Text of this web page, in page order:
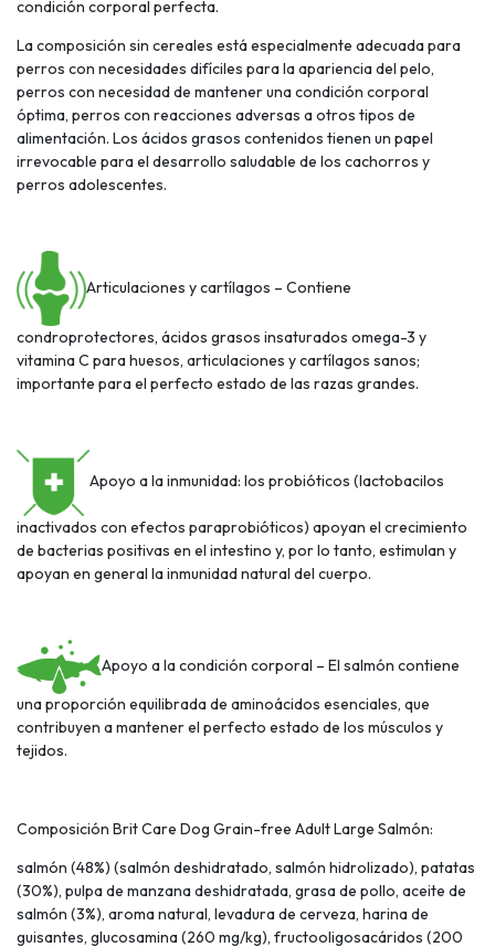
condición corporal perfecta.
La composición sin cereales está especialmente adecuada para
perros con necesidades difíciles para la apariencia del pelo,
perros con necesidad de mantener una condición corporal
óptima, perros con reacciones adversas a otros tipos de
alimentación. Los ácidos grasos contenidos tienen un papel
irrevocable para el desarrollo saludable de los cachorros y
perros adolescentes.
Articulaciones y cartílagos – Contiene
condroprotectores, ácidos grasos insaturados omega-3 y
vitamina C para huesos, articulaciones y cartílagos sanos;
importante para el perfecto estado de las razas grandes.
Apoyo a la inmunidad: los probióticos (lactobacilos
inactivados con efectos paraprobióticos) apoyan el crecimiento
de bacterias positivas en el intestino y, por lo tanto, estimulan y
apoyan en general la inmunidad natural del cuerpo.
Apoyo a la condición corporal – El salmón contiene
una proporción equilibrada de aminoácidos esenciales, que
contribuyen a mantener el perfecto estado de los músculos y
tejidos.
Composición Brit Care Dog Grain-free Adult Large Salmón:
salmón (48%) (salmón deshidratado, salmón hidrolizado), patatas
(30%), pulpa de manzana deshidratada, grasa de pollo, aceite de
salmón (3%), aroma natural, levadura de cerveza, harina de
guisantes, glucosamina (260 mg/kg), fructooligosacáridos (200